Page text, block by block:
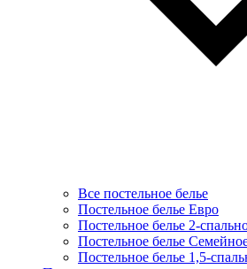
Все постельное белье
Постельное белье Евро
Постельное белье 2-
Постельное белье
Постельное белье 1,5-